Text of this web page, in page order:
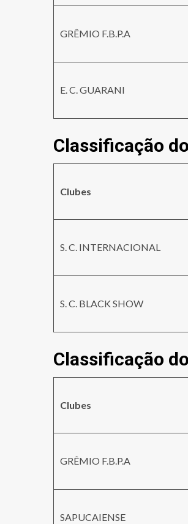
GRÊMIO F.B.P.A
E. C. GUARANI
Classificação
Clubes
S. C. INTERNACIONAL
S. C. BLACK SHOW
Classificação
Clubes
GRÊMIO F.B.P.A
SAPUCAIENSE